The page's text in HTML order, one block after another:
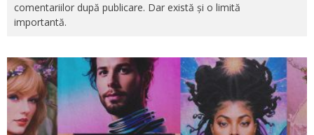
comentariilor după publicare. Dar există și o limită
importantă.